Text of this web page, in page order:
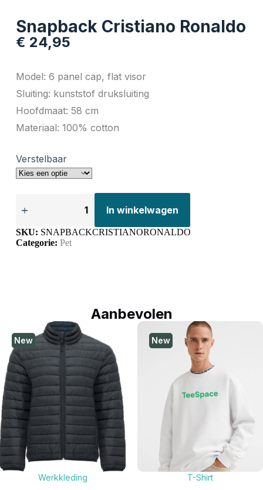
Snapback Cristiano Ronaldo
€ 24,95
Model: 6 panel cap, flat visor
Sluiting: kunststof druksluiting
Hoofdmaat: 58 cm
Materiaal: 100% cotton
Verstelbaar
In winkelwagen
SKU: SNAPBACKCRISTIANORONALDO
Categorie: Pet
Aanbevolen
New
Werkkleding
New
T-Shirt